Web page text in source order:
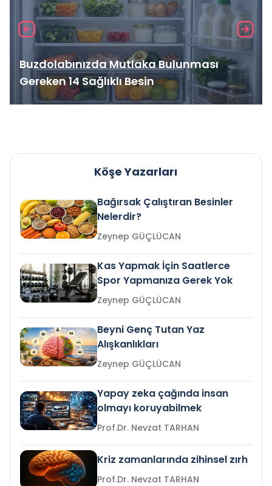
Buzdolabınızda Mutlaka Bulunması
Gereken 14 Sağlıklı Besin
Köşe Yazarları
Bağırsak Çalıştıran Besinler
Nelerdir?
Zeynep GÜÇLÜCAN
Kas Yapmak İçin Saatlerce
Spor Yapmanıza Gerek Yok
Zeynep GÜÇLÜCAN
Beyni Genç Tutan Yaz
Alışkanlıkları
Zeynep GÜÇLÜCAN
Yapay zeka çağında insan
olmayı koruyabilmek
Prof.Dr. Nevzat TARHAN
Kriz zamanlarında zihinsel zırh
Prof.Dr. Nevzat TARHAN